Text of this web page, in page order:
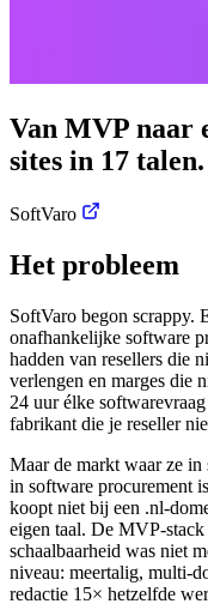
Van MVP naar
sites in 17 talen.
SoftVaro
Het probleem
SoftVaro begon scrappy.
onafhankelijke software
hadden van resellers die
verlengen en marges die
24 uur élke
fabrikant die je reseller
Maar de markt waar ze in
in software procurement
koopt niet bij een .nl-
eigen taal. De MVP-stack
schaalbaarheid was niet
niveau: meertalig, multi-
redactie 15× hetzelfde